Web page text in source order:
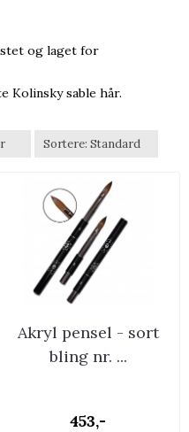
og laget for
Kolinsky sable hår.
Akryl pensel - sort
bling nr. ...
453,-